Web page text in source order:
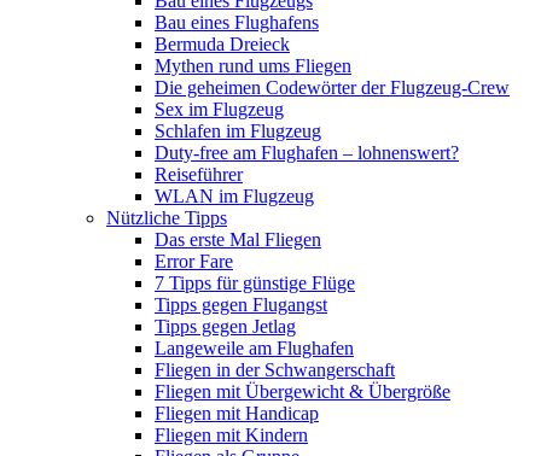
Bau eines Flughafens
Bermuda Dreieck
Mythen rund ums Fliegen
Die geheimen Codewörter der Flugzeug-Crew
Sex im Flugzeug
Schlafen im Flugzeug
Duty-free am Flughafen – lohnenswert?
Reiseführer
WLAN im Flugzeug
Nützliche Tipps
Das erste Mal Fliegen
Error Fare
7 Tipps für günstige Flüge
Tipps gegen Flugangst
Tipps gegen Jetlag
Langeweile am Flughafen
Fliegen in der Schwangerschaft
Fliegen mit Übergewicht & Übergröße
Fliegen mit Handicap
Fliegen mit Kindern